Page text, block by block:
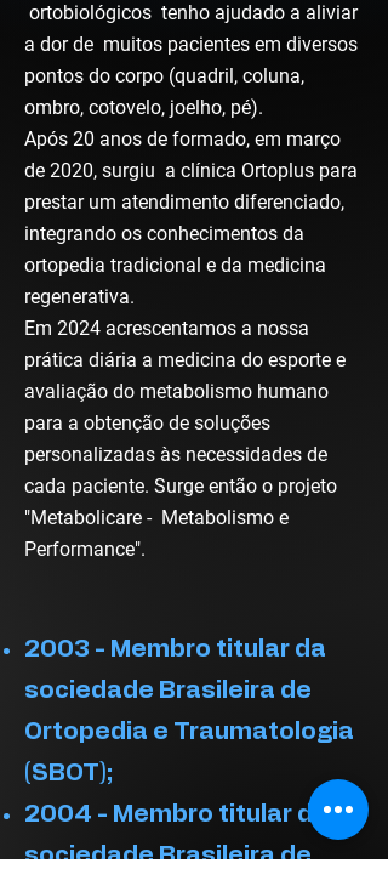
ortobiológicos tenho ajudado a aliviar
a dor de muitos pacientes em diversos
pontos do corpo (quadril, coluna,
ombro, cotovelo, joelho, pé).
Após 20 anos de formado, em março
de 2020, surgiu a clínica Ortoplus para
prestar um atendimento diferenciado,
integrando os conhecimentos da
ortopedia tradicional e da medicina
regenerativa.
Em 2024 acrescentamos a nossa
prática diária a medicina do esporte e
avaliação do metabolismo humano
para a obtenção de soluções
personalizadas às necessidades de
cada paciente. Surge então o projeto
"Metabolicare - Metabolismo e
Performance".
2003 - Membro titular da
sociedade Brasileira de
Ortopedia e Traumatologia
(SBOT);
2004 - Membro titular da
sociedade Brasileira de